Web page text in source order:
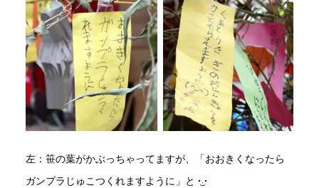
左：笹の葉がかぶっちゃってますが、「おおきくなったら
ガンプラじゅこつくれますように」と